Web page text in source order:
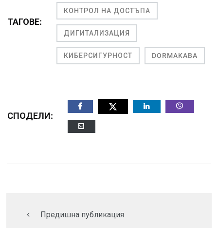
ТАГОВЕ:
КОНТРОЛ НА ДОСТЪПА
ДИГИТАЛИЗАЦИЯ
КИБЕРСИГУРНОСТ DORMAKABA
СПОДЕЛИ:
Предишна публикация